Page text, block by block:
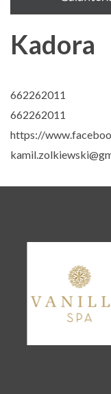
Kadora
662262011
662262011
https://